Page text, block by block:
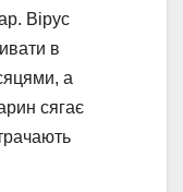
Вірус
в
а
сягає